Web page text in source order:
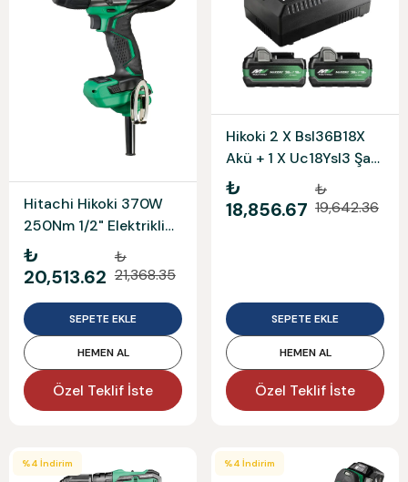
Hitachi Hikoki 370W
250Nm 1/2" Elektrikli
Darbeli Somun Sıkma
Wr14Ve
₺
20,513.62
₺
21,368.35
SEPETE EKLE
HEMEN AL
Özel Teklif İste
Hikoki 2 X Bsl36B18X
Akü + 1 X Uc18Ysl3 Şarj
Cihazı Uc18Ysl3Wjz
Akü Ve Şarj Cihazı Seti
₺
18,856.67
₺
19,642.36
SEPETE EKLE
HEMEN AL
Özel Teklif İste
%4 İndirim %4 İndirim